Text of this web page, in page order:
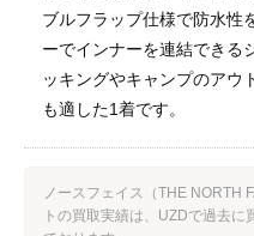
ブルフラップ仕様で防水性
ーでインナーを連結できる
ッキングやキャンプのアウ
も適した1着です。
ノースフェイス（THE NORTH
トの買取実績は、UZDで過去